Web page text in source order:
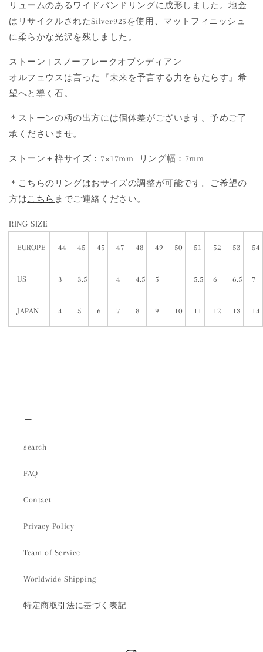
減
ら
す
増
や
す
リュームのあるワイドバンドリングに成形しました。地金
はリサイクルされたSilver925を使用、マットフィニッシュ
に柔らかな光沢を残しました。
ストーン | スノーフレークオブシディアン
オルフェウスは言った『未来を予言する力をもたらす』希
望へと導く石。
＊ストーンの柄の出方には個体差がございます。予めご了
承くださいませ。
ストーン＋枠サイズ：7×17mm リング幅：7mm
＊こちらのリングはおサイズの調整が可能です。ご希望の
方はこちら までご連絡ください。
RING SIZE
EUROPE 44 45 45 47 48 49 50 51 52 53 54
US 3 3.5 4 4.5 5 5.5 6 6.5 7
JAPAN 4 5 6 7 8 9 10 11 12 13 14
＿
search
FAQ
Contact
Privacy Policy
Team of Service
Worldwide Shipping
特定商取引法に基づく表記